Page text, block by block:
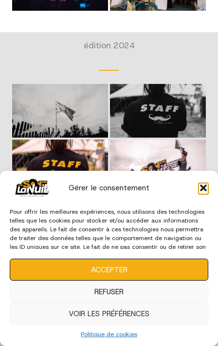
Gérer le consentement
Pour offrir les meilleures expériences, nous utilisons des technologies
telles que les cookies pour stocker et/ou accéder aux informations
des appareils. Le fait de consentir à ces technologies nous permettra
de traiter des données telles que le comportement de navigation ou
les ID uniques sur ce site. Le fait de ne pas consentir ou de retirer son
ACCEPTER
REFUSER
VOIR LES PRÉFÉRENCES
Politique de cookies
édition 2024